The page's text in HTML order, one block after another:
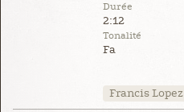
Durée
2:12
Tonalité
Fa
Francis Lopez